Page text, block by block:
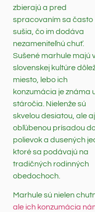
zbierajú a pred
spracovaním sa často
sušia, čo im dodáva
nezameniteľnú chuť.
Sušené marhule majú
slovenskej kultúre
miesto, lebo ich
konzumácia je známa
stáročia. Nielenže sú
skvelou desiatou, ale aj
obľúbenou prísadou
polievok a dusených
ktoré sa podávajú na
tradičných rodinných
obedochoch.
Marhule sú nielen
ale ich konzumácia